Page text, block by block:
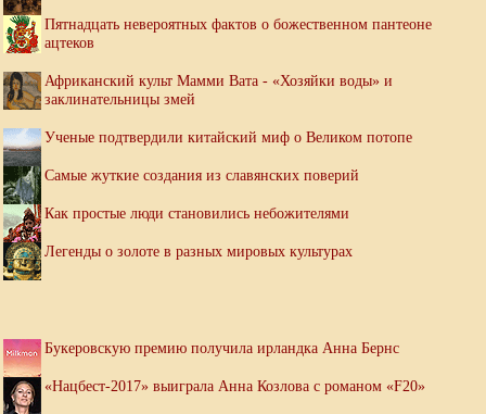
Пятнадцать невероятных фактов о божественном пантеоне
ацтеков
Африканский культ Мамми Вата - «Хозяйки воды» и
заклинательницы змей
Ученые подтвердили китайский миф о Великом потопе
Самые жуткие создания из славянских поверий
Как простые люди становились небожителями
Легенды о золоте в разных мировых культурах
Букеровскую премию получила ирландка Анна Бернс
«Нацбест-2017» выиграла Анна Козлова с романом «F20»